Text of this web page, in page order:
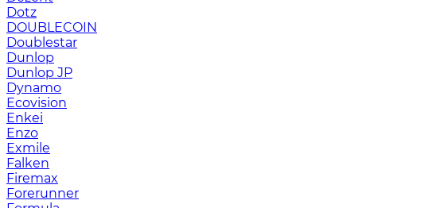
Dotz
DOUBLECOIN
Doublestar
Dunlop
Dunlop JP
Dynamo
Ecovision
Enkei
Enzo
Exmile
Falken
Firemax
Forerunner